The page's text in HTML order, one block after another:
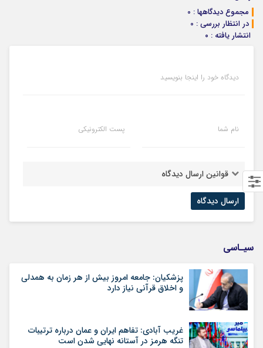
مجموع دیدگاهها : 0
در انتظار بررسی : 0
انتشار یافته : ۰
دیدگاه خود را اینجا بنویسید
نام شما پست الکترونیکی
قوانین ارسال دیدگاه
سیـاسی
پزشکیان: جامعه امروز بیش از هر زمان به همدلی
و اخلاق قرآنی نیاز دارد
غریب آبادی: تفاهم ایران و عمان درباره ترتیبات
تنگه هرمز در آستانه نهایی شدن است